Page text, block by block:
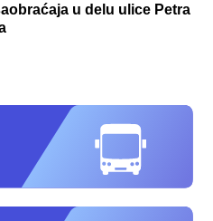
u delu ulice Petra